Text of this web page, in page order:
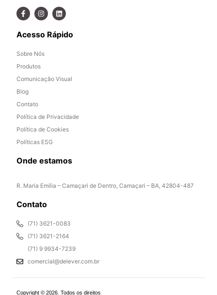
Acesso Rápido
Sobre Nós
Produtos
Comunicação Visual
Blog
Contato
Política de Privacidade
Política de Cookies
Políticas ESG
Onde estamos
R. Maria Emília – Camaçari de Dentro, Camaçari – BA, 42804-487
Contato
(71) 3621-0083
(71) 3621-2164
(71) 9 9934-7239
comercial@delever.com.br
Copyright © 2026. Todos os direitos